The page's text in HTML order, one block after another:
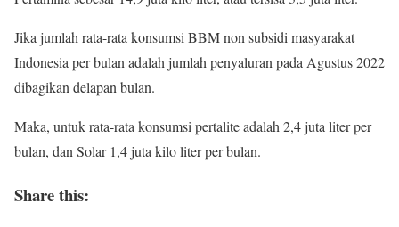
Jika jumlah rata-rata konsumsi BBM non subsidi masyarakat
Indonesia per bulan adalah jumlah penyaluran pada Agustus 2022
dibagikan delapan bulan.
Maka, untuk rata-rata konsumsi pertalite adalah 2,4 juta liter per
bulan, dan Solar 1,4 juta kilo liter per bulan.
Share this: